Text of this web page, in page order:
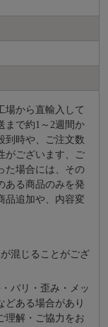
場から直輸入して
まで約1～2週間か
到時や、ご注文数
がございます、ご
た場合には、その
ある商品のみを発
品追加や、内容変
混じることがござ
バリ・歪み・メッ
どある場合があり
理解・ご協⼒をお